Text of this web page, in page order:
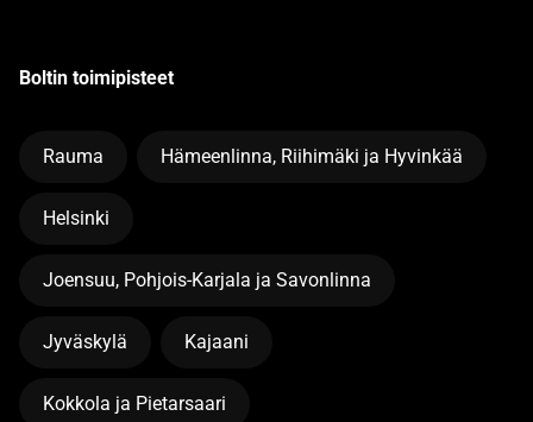
Boltin toimipisteet
Rauma Hämeenlinna, Riihimäki ja Hyvinkää
Helsinki
Joensuu, Pohjois-Karjala ja Savonlinna
Jyväskylä Kajaani
Kokkola ja Pietarsaari